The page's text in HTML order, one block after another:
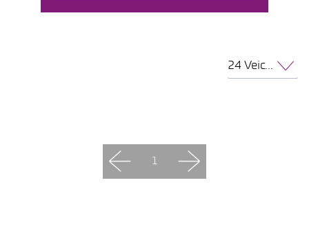
24 Veicoli per pagina
1